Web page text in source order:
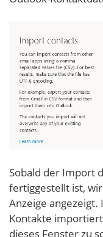
Sobald der Import
fertiggestellt ist,
Anzeige
Kontakte
dieses Fenster zu